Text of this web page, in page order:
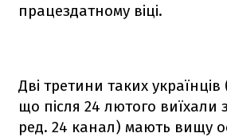
працездатному віці.
Дві третини таких
що після 24 лютого виїхали
ред. 24 канал) мають вищу